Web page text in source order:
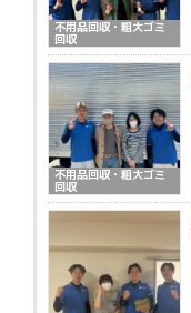
不用品回収・粗大ゴミ
回収
不用品回収・粗大ゴミ
回収